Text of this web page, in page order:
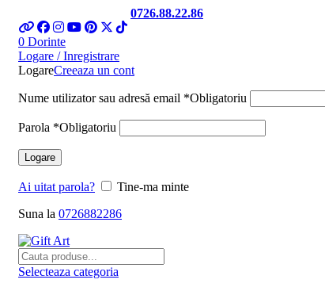
0726.88.22.86
0 Dorinte
Logare / Inregistrare
LogareCreeaza un cont
Nume utilizator sau adresă email *Obligatoriu
Parola *Obligatoriu
Logare
Ai uitat parola?
Tine-ma minte
Suna la 0726882286
Selecteaza categoria